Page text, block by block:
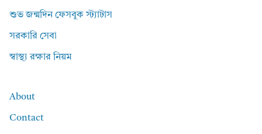
শুভ জন্মদিন ফেসবুক স্ট্যাটাস
সরকারি সেবা
স্বাস্থ্য রক্ষার নিয়ম
About
Contact